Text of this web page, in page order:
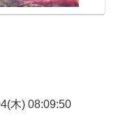
木) 08:09:50